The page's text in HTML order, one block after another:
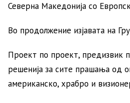
Северна Македонија со
Во продолжение изјавата на
Проект по проект, предизвик
решенија за сите прашања од
американско, храбро и